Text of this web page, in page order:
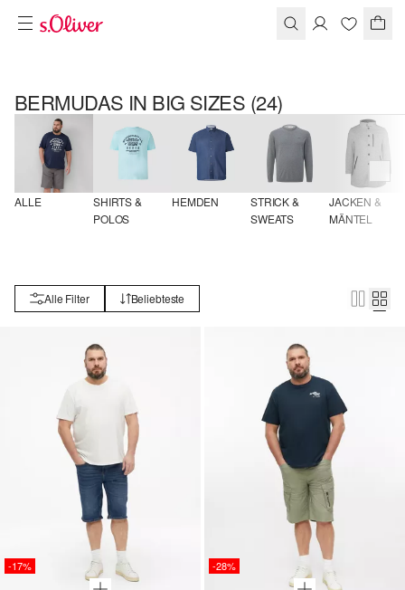
BERMUDAS IN BIG SIZES (24)
ALLE
SHIRTS &
POLOS
HEMDEN
STRICK &
SWEATS
JACKEN &
MÄNTEL
Alle Filter Beliebteste
-17% -28%